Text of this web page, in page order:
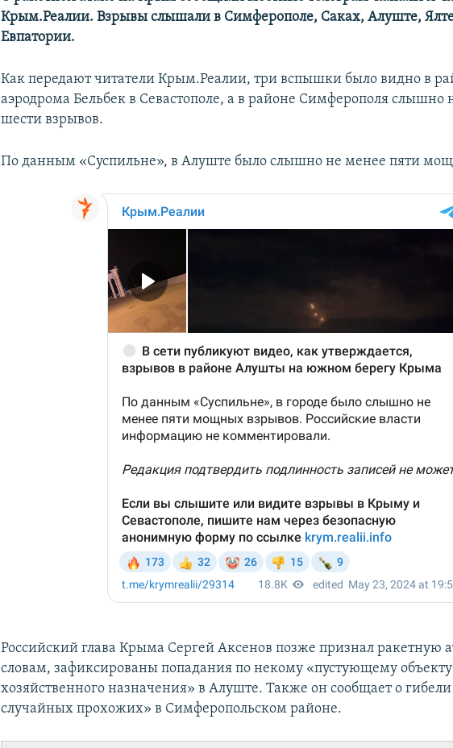
Крым.Реалии. Взрывы слышали в Симферополе, Саках, Алуште,
Евпатории.
Как передают читатели Крым.Реалии, три вспышки было видно в
аэродрома Бельбек в Севастополе, а в районе Симферополя слышно
шести взрывов.
По данным «Суспильне», в Алуште было слышно не менее пяти
Российский глава Крыма Сергей Аксенов позже признал ракетную
словам, зафиксированы попадания по некому «пустующему объекту
хозяйственного назначения» в Алуште. Также он сообщает о
случайных прохожих» в Симферопольском районе.